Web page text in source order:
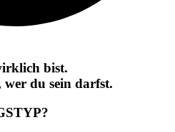
bist.
wer du sein darfst.